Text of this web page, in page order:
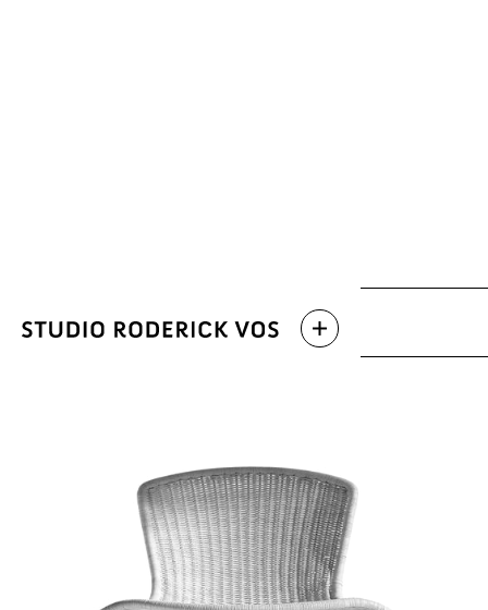
Latest work Categories Archive